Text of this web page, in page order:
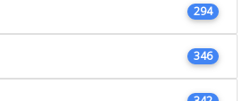
294
346